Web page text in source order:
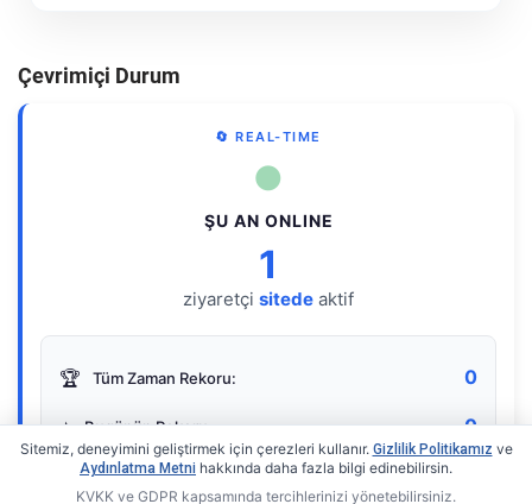
Çevrimiçi Durum
🔄 REAL-TIME
●
ŞU AN ONLINE
1
ziyaretçi sitede aktif
🏆 Tüm Zaman Rekoru: 0
⭐ Bugünün Rekoru: 0
Sitemiz, deneyimini geliştirmek için çerezleri kullanır. Gizlilik Politikamız ve
Aydınlatma Metni hakkında daha fazla bilgi edinebilirsin.
KVKK ve GDPR kapsamında tercihlerinizi yönetebilirsiniz.